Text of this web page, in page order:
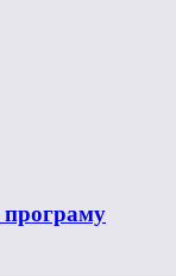
програму